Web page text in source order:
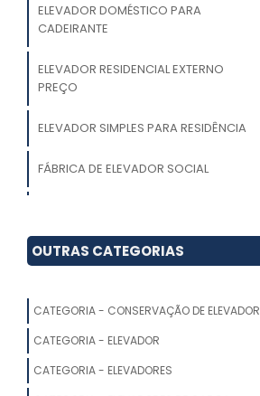
ELEVADOR DOMÉSTICO PARA
CADEIRANTE
ELEVADOR RESIDENCIAL EXTERNO
PREÇO
ELEVADOR SIMPLES PARA RESIDÊNCIA
FÁBRICA DE ELEVADOR SOCIAL
FABRICA DE ELEVADOR RESIDENCIAL
DEFICIENTES
OUTRAS CATEGORIAS
CATEGORIA - CONSERVAÇÃO DE ELEVADOR
CATEGORIA - ELEVADOR
CATEGORIA - ELEVADORES